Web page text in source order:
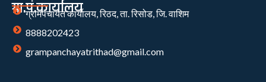
ग्रा.पं.कार्यालय
ग्रामपंचायत कार्यालय, रिठद, ता. रिसोड, जि. वाशिम
8888202423
grampanchayatrithad@gmail.com